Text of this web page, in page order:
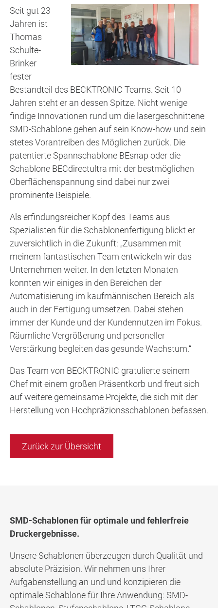
Seit gut 23
Jahren ist
Thomas
Schulte-
Brinker
fester
Bestandteil des BECKTRONIC Teams. Seit 10
Jahren steht er an dessen Spitze. Nicht wenige
findige Innovationen rund um die lasergeschnittene
SMD-Schablone gehen auf sein Know-how und sein
stetes Vorantreiben des Möglichen zurück. Die
patentierte Spannschablone BEsnap oder die
Schablone BECdirectultra mit der bestmöglichen
Oberflächenspannung sind dabei nur zwei
prominente Beispiele.
Als erfindungsreicher Kopf des Teams aus
Spezialisten für die Schablonenfertigung blickt er
zuversichtlich in die Zukunft: „Zusammen mit
meinem fantastischen Team entwickeln wir das
Unternehmen weiter. In den letzten Monaten
konnten wir einiges in den Bereichen der
Automatisierung im kaufmännischen Bereich als
auch in der Fertigung umsetzen. Dabei stehen
immer der Kunde und der Kundennutzen im Fokus.
Räumliche Vergrößerung und personeller
Verstärkung begleiten das gesunde Wachstum.“
Das Team von BECKTRONIC gratulierte seinem
Chef mit einem großen Präsentkorb und freut sich
auf weitere gemeinsame Projekte, die sich mit der
Herstellung von Hochpräzionsschablonen befassen.
Zurück zur Übersicht
SMD-Schablonen für optimale und fehlerfreie
Druckergebnisse.
Unsere Schablonen überzeugen durch Qualität und
absolute Präzision. Wir nehmen uns Ihrer
Aufgabenstellung an und und konzipieren die
optimale Schablone für Ihre Anwendung: SMD-